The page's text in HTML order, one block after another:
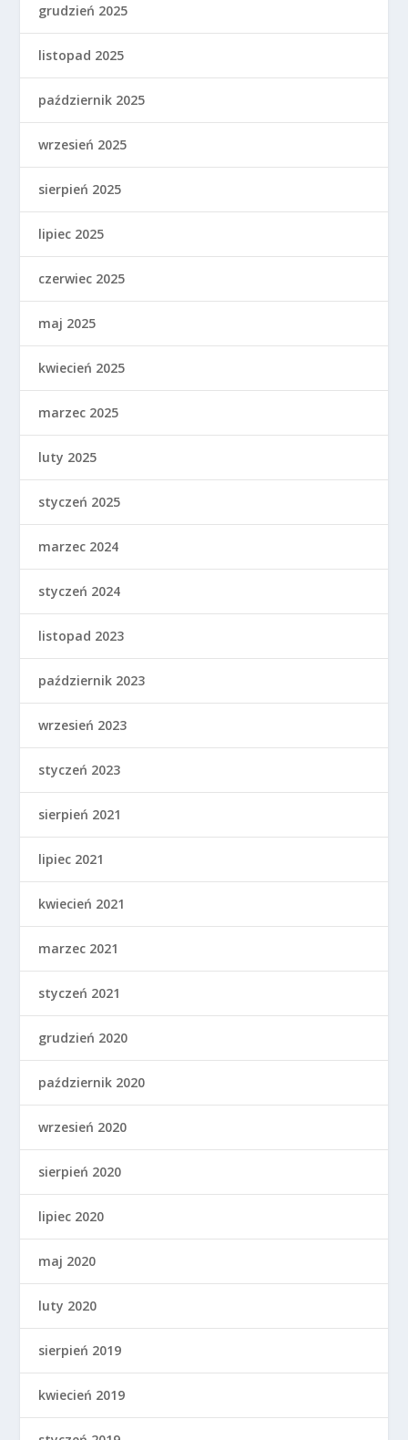
grudzień 2025
listopad 2025
październik 2025
wrzesień 2025
sierpień 2025
lipiec 2025
czerwiec 2025
maj 2025
kwiecień 2025
marzec 2025
luty 2025
styczeń 2025
marzec 2024
styczeń 2024
listopad 2023
październik 2023
wrzesień 2023
styczeń 2023
sierpień 2021
lipiec 2021
kwiecień 2021
marzec 2021
styczeń 2021
grudzień 2020
październik 2020
wrzesień 2020
sierpień 2020
lipiec 2020
maj 2020
luty 2020
sierpień 2019
kwiecień 2019